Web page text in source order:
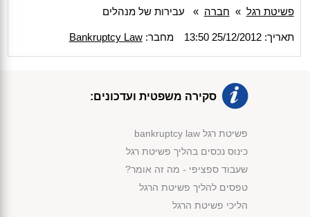
פשיטת רגל » חברה » עבירות של מנהלים
תאריך: 25/12/2012 13:50 מחבר:Bankruptcy Law
סקירה משפטית ועדכונים:
פשיטת רגל bankruptcy law
כינוס נכסים בהליך פשיטת רגל
שעבוד ספציפי - מה זה אומר?
טפסים להליך פשיטת הרגל
הליכי פשיטת הרגל